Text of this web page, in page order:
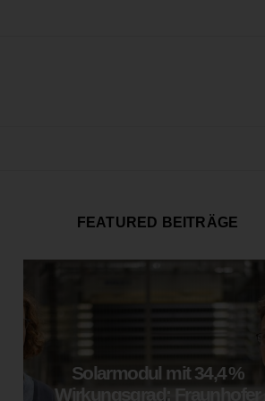
FEATURED BEITRÄGE
Solarmodul mit 34,4 %
Wirkungsgrad: Fraunhofer